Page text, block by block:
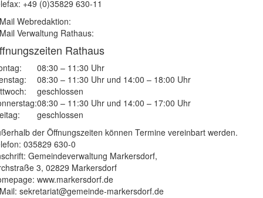
+49 (0)35829 630-11
Webredaktion:
Verwaltung Rathaus:
Rathaus
08:30 – 11:30 Uhr
08:30 – 11:30 Uhr und 14:00 – 18:00 Uhr
geschlossen
08:30 – 11:30 Uhr und 14:00 – 17:00 Uhr
geschlossen
der Öffnungszeiten können Termine vereinbart werden.
035829 630-0
Gemeindeverwaltung Markersdorf,
3, 02829 Markersdorf
www.markersdorf.de
sekretariat@gemeinde-markersdorf.de